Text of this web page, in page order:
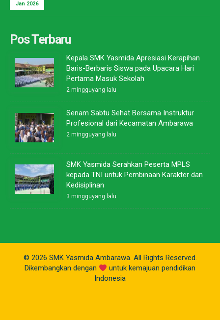
Jan 2026
Pos Terbaru
Kepala SMK Yasmida Apresiasi Kerapihan
Baris-Berbaris Siswa pada Upacara Hari
Pertama Masuk Sekolah
2 mingguyang lalu
Senam Sabtu Sehat Bersama Instruktur
Profesional dari Kecamatan Ambarawa
2 mingguyang lalu
SMK Yasmida Serahkan Peserta MPLS
kepada TNI untuk Pembinaan Karakter dan
Kedisiplinan
3 mingguyang lalu
© 2026 SMK Yasmida Ambarawa. All Rights Reserved.
Dikembangkan dengan
untuk kemajuan pendidikan
Indonesia